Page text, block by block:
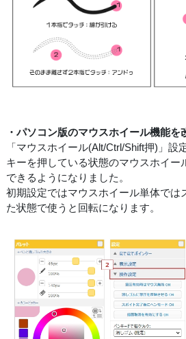
・パソコン版のマウスホイール機能を
「マウスホイール(Alt/Ctrl/Shift押)」設
キーを押している状態のマウスホイー
できるようになりました。
初期設定ではマウスホイール単体では
た状態で使うと回転になります。